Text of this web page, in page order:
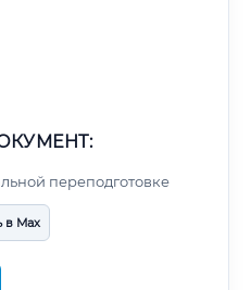
переподготовке
в Max